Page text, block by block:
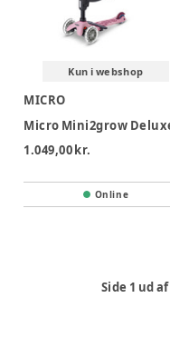
Kun i webshop
MICRO
1.049,00 kr.
Online
Side 1 ud af